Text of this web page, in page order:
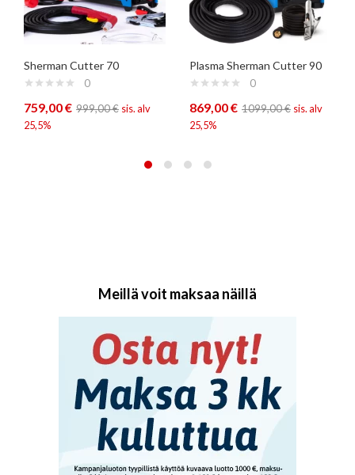
Sherman Cutter 70
0
759,00€ 999,00€ sis. alv
25,5%
Plasma Sherman Cutter 90
0
869,00€ 1099,00€ sis. alv
25,5%
Meillä voit maksaa näillä